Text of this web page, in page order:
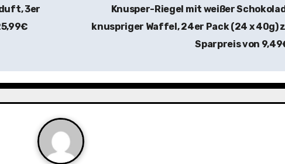
3er
Knusper-Riegel mit weißer
knuspriger Waffel, 24er Pack (24 x 40g)
Sparpreis von